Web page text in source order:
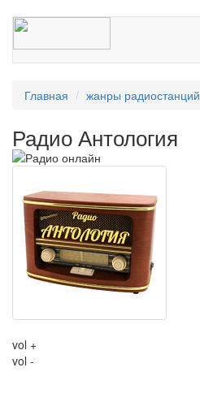
Главная жанры радиостанций
Радио Антология
vol +
vol -